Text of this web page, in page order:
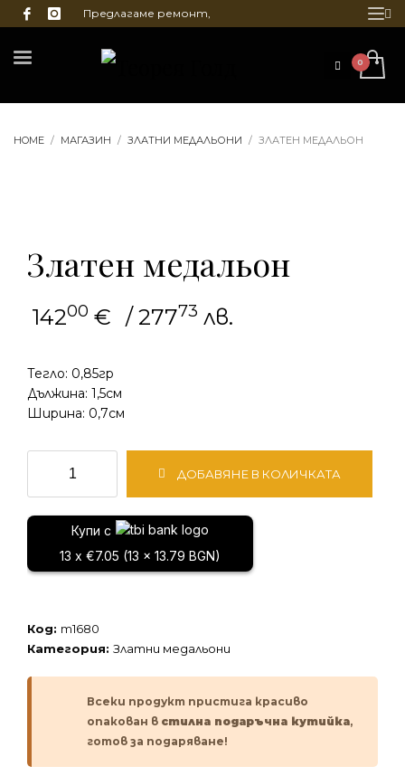
Предлагаме ремонт,
на бижута
HOME МАГАЗИН ЗЛАТНИ МЕДАЛЬОНИ ЗЛАТЕН МЕДАЛЬОН
Златен медальон
14200 € / 27773 лв.
Тегло: 0,85гр
Дължина: 1,5см
Ширина: 0,7см
Златен
медальон
ДОБАВЯНЕ В КОЛИЧКАТА
Купи с
13 x €7.05 (13 x 13.79 BGN)
Код: m1680
Категория: Златни медальони
Всеки продукт пристига красиво
опакован в стилна подаръчна кутийка,
готов за подаряване!